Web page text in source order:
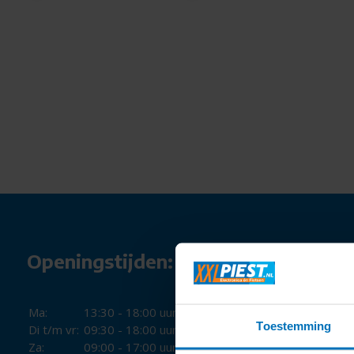
Toestemming
Openingstijden:
Ma:
13:30 - 18:00 uur
Di t/m vr: 09:30 - 18:00 uur
Za:
09:00 - 17:00 uur